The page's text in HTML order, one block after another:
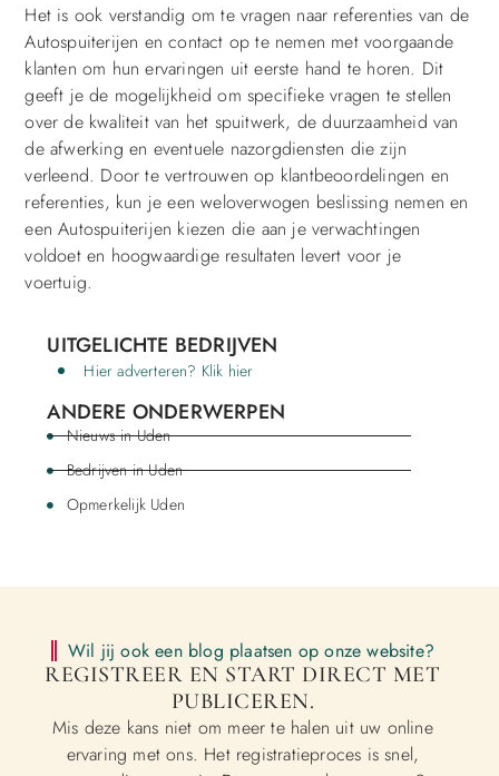
Het is ook verstandig om te vragen naar referenties van de
Autospuiterijen en contact op te nemen met voorgaande
klanten om hun ervaringen uit eerste hand te horen. Dit
geeft je de mogelijkheid om specifieke vragen te stellen
over de kwaliteit van het spuitwerk, de duurzaamheid van
de afwerking en eventuele nazorgdiensten die zijn
verleend. Door te vertrouwen op klantbeoordelingen en
referenties, kun je een weloverwogen beslissing nemen en
een Autospuiterijen kiezen die aan je verwachtingen
voldoet en hoogwaardige resultaten levert voor je
voertuig.
UITGELICHTE BEDRIJVEN
Hier adverteren? Klik hier
ANDERE ONDERWERPEN
Nieuws in Uden
Bedrijven in Uden
Opmerkelijk Uden
Wil jij ook een blog plaatsen op onze website?
REGISTREER EN START DIRECT MET
PUBLICEREN.
Mis deze kans niet om meer te halen uit uw online
ervaring met ons. Het registratieproces is snel,